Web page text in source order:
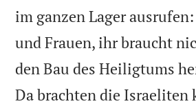
im ganzen Lager
und Frauen, ihr braucht
den Bau des Heiligtums
Da brachten die Israeliten